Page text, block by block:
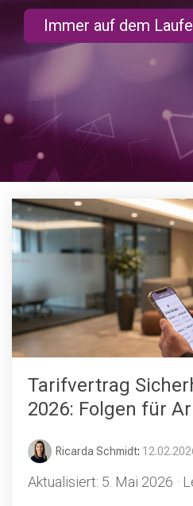
Immer auf dem
Tarifvertrag
2026: Folgen für
Ricarda Schmidt:
Aktualisiert: 5. Mai 2026 ·